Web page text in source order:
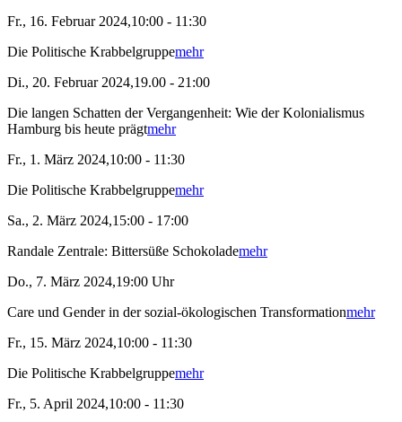
Fr., 16. Februar 2024,10:00 - 11:30
Die Politische Krabbelgruppemehr
Di., 20. Februar 2024,19.00 - 21:00
Die langen Schatten der Vergangenheit: Wie der Kolonialismus
Hamburg bis heute prägtmehr
Fr., 1. März 2024,10:00 - 11:30
Die Politische Krabbelgruppemehr
Sa., 2. März 2024,15:00 - 17:00
Randale Zentrale: Bittersüße Schokolademehr
Do., 7. März 2024,19:00 Uhr
Care und Gender in der sozial-ökologischen Transformationmehr
Fr., 15. März 2024,10:00 - 11:30
Die Politische Krabbelgruppemehr
Fr., 5. April 2024,10:00 - 11:30